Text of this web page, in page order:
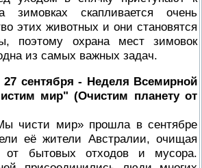
зимовках скапливается очень
этих животных и они становятся
поэтому охрана мест зимовок
из самых важных задач.
27 сентября - Неделя Всемирной
мир" (Очистим планету от
чисти мир» прошла в сентябре
её жители Австралии, очищая
от бытовых отходов и мусора.